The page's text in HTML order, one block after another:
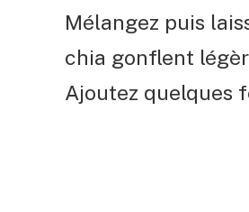
Mélangez puis
chia gonflent
Ajoutez quelques